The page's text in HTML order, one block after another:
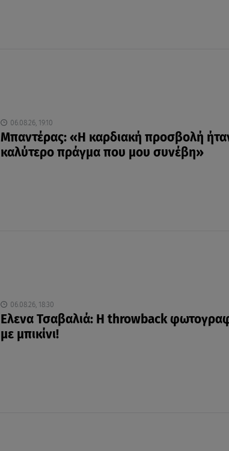
06.08.26, 19:10
Μπαντέρας: «Η καρδιακή προσβολή
καλύτερο πράγμα που μου συνέβη»
06.08.26, 18:30
Ελενα Τσαβαλιά: Η throwback
με μπικίνι!